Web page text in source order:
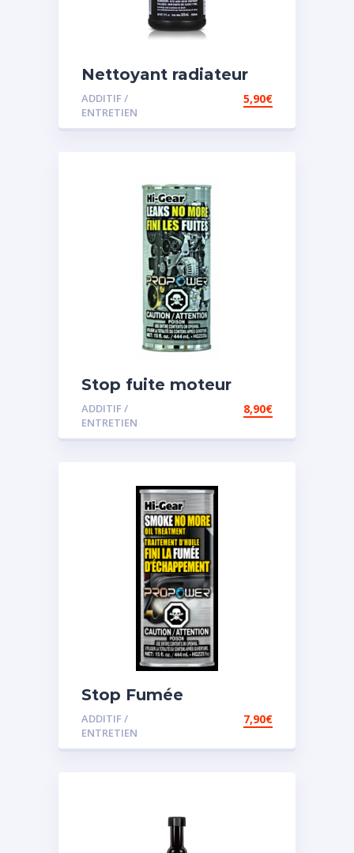
Nettoyant radiateur
ADDITIF /
ENTRETIEN
5,90€
Stop fuite moteur
ADDITIF /
ENTRETIEN
8,90€
Stop Fumée
ADDITIF /
ENTRETIEN
7,90€